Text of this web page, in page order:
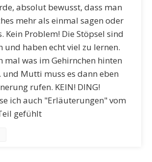
absolut bewusst, dass man
mehr als einmal sagen oder
Kein Problem! Die Stöpsel sind
und haben echt viel zu lernen.
mal was im Gehirnchen hinten
Mutti muss es dann eben
rufen. KEIN! DING!
ich auch "Erläuterungen" vom
gefühlt